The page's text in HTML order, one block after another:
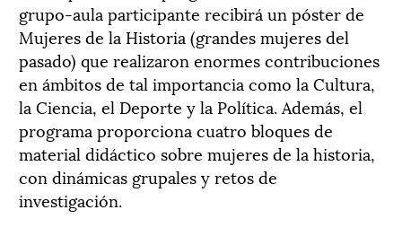
grupo-aula participante recibirá un póster de
Mujeres de la Historia (grandes mujeres del
pasado) que realizaron enormes contribuciones
en ámbitos de tal importancia como la Cultura,
la Ciencia, el Deporte y la Política. Además, el
programa proporciona cuatro bloques de
material didáctico sobre mujeres de la historia,
con dinámicas grupales y retos de
investigación.